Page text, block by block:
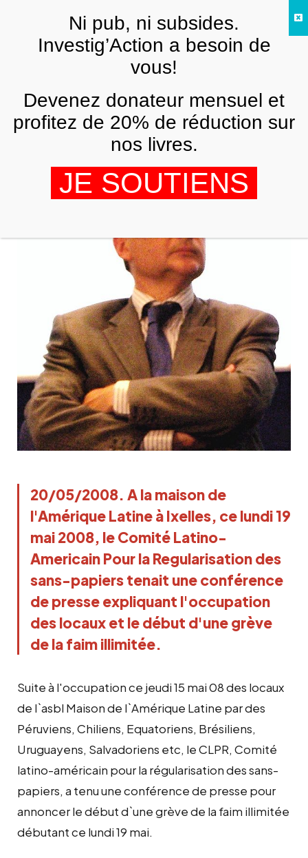
Grève de la faim des sans-papiers
latino-américains à Bruxelles
20 MAI 2008
20/05/2008. A la maison de
l'Amérique Latine à Ixelles, ce lundi 19
mai 2008, le Comité Latino-
Americain Pour la Regularisation des
sans-papiers tenait une conférence
de presse expliquant l'occupation
des locaux et le début d'une grève
de la faim illimitée.
Suite à l'occupation ce jeudi 15 mai 08 des locaux
de l`asbl Maison de l`Amérique Latine par des
Péruviens, Chiliens, Equatoriens, Brésiliens,
Uruguayens, Salvadoriens etc, le CLPR, Comité
latino-américain pour la régularisation des sans-
papiers, a tenu une conférence de presse pour
annoncer le début d`une grève de la faim illimitée
débutant ce lundi 19 mai.
FRNi pub, ni subsides.
Investig’Action a besoin de
vous!
Devenez donateur mensuel et
profitez de 20% de réduction sur
nos livres.
JE SOUTIENS